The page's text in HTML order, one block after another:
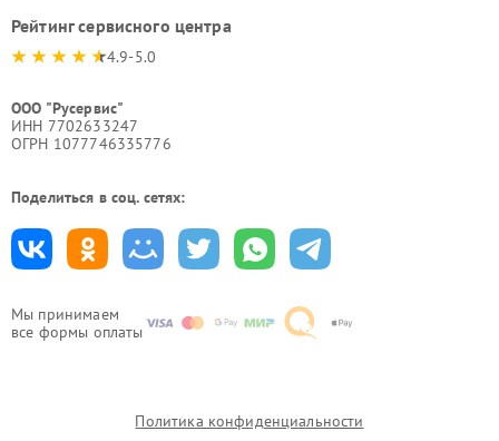
Мы принимаем
все формы оплаты
Рейтинг сервисного центра
4.9-5.0
ООО "Русервис"
ИНН 7702633247
ОГРН 1077746335776
Поделиться в соц. сетях:
Политика конфиденциальности